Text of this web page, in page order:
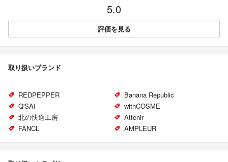
5.0
評価を見る
取り扱いブランド
REDPEPPER
Banana Republic
Q'SAI
withCOSME
北の快適工房
Attenir
FANCL
AMPLEUR